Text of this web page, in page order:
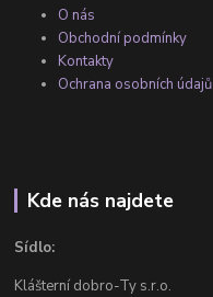
O nás
Obchodní podmínky
Kontakty
Ochrana osobních údajů
Kde nás najdete
Sídlo:
Klášterní dobro-Ty s.r.o.